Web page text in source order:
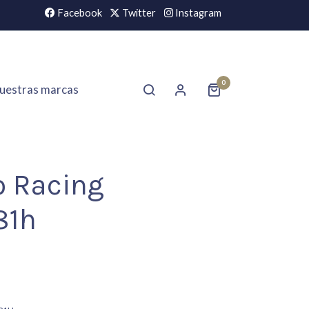
Facebook Twitter Instagram
marcas 0
Racing